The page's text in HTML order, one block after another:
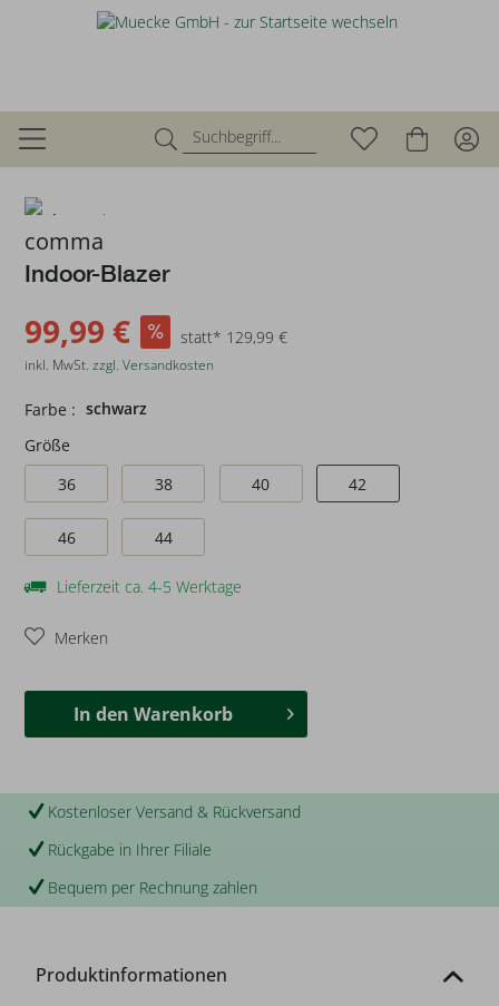
zurück
comma
Indoor-Blazer
99,99 € statt* 129,99 €
inkl. MwSt.zzgl. Versandkosten
Farbe : schwarz
Größe
36
38 40 42
46 44
Lieferzeit ca. 4-5 Werktage
Merken
In den Warenkorb
Kostenloser Versand & Rückversand
Rückgabe in Ihrer Filiale
Bequem per Rechnung zahlen
Produktinformationen